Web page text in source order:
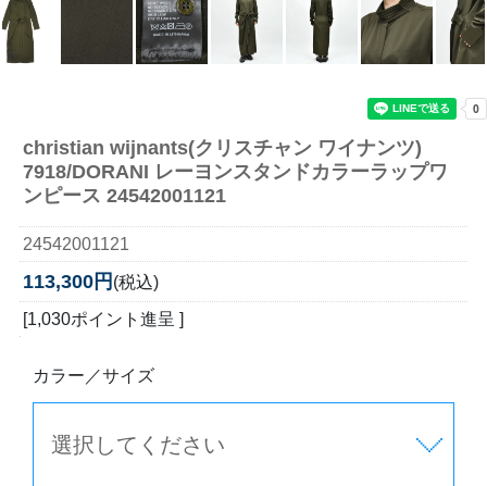
christian wijnants(クリスチャン ワイナンツ)
7918/DORANI レーヨンスタンドカラーラップワ
ンピース 24542001121
24542001121
113,300円 (税込)
[1,030ポイント進呈 ]
カラー／サイズ